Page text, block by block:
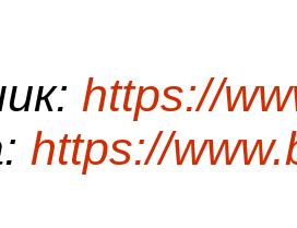
https://
https://